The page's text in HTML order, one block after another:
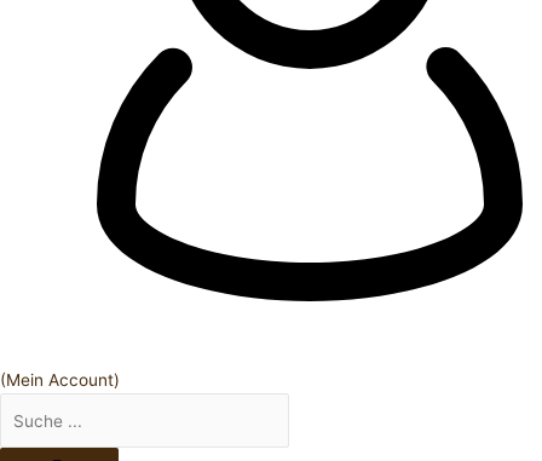
(Mein Account)